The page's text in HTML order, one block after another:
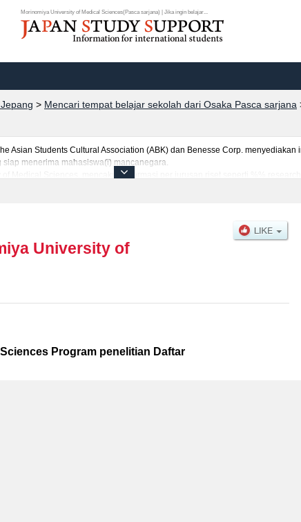
Morinomiya University of Medical Sciences(Pasca sarjana) | Jika ingin belajar...
> Mencari tempat belajar sekolah dari Osaka Pasca sarjana
Asian Students Cultural Association (ABK) dan Benesse Corp.
menerima mahasiswa(i) mancanegara.
Medical Sciences, mencakup informasi per jurusan riset seperti %%
University of
Program penelitian Daftar